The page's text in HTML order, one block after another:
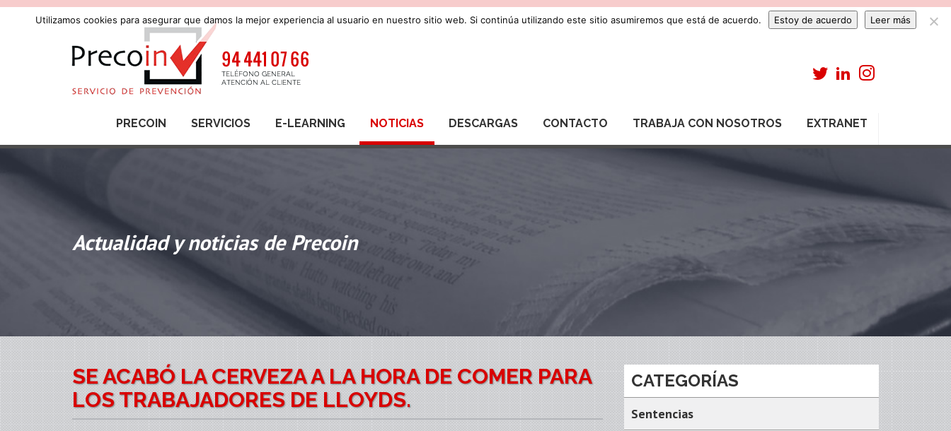
PRECOIN SERVICIOS E-LEARNING NOTICIAS DESCARGAS CONTACTO TRABAJA CON NOSOTROS EXTRANET
Actualidad y noticias de Precoin
SE ACABÓ LA CERVEZA A LA HORA DE COMER PARA
LOS TRABAJADORES DE LLOYDS.
CATEGORÍAS
Sentencias
Utilizamos cookies para asegurar que damos la mejor experiencia al usuario en nuestro sitio web. Si continúa utilizando este sitio asumiremos que está de acuerdo. Estoy de acuerdo Leer más